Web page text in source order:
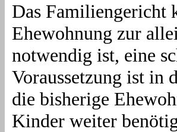
Das Familiengericht
Ehewohnung zur
notwendig ist, eine
Voraussetzung ist in
die bisherige
Kinder weiter